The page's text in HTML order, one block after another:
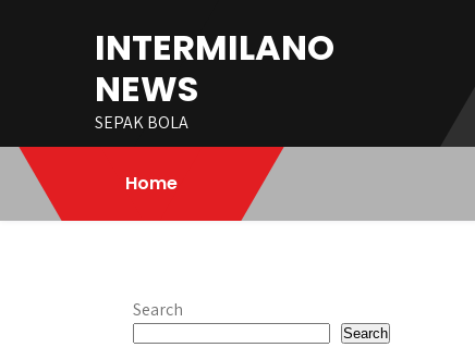
INTERMILANO
NEWS
SEPAK BOLA
Home
Search
Search